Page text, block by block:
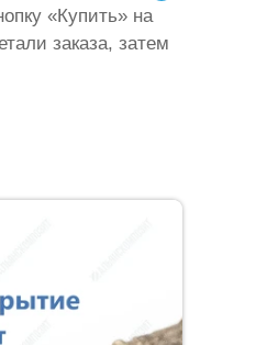
«Купить» на
заказа, затем